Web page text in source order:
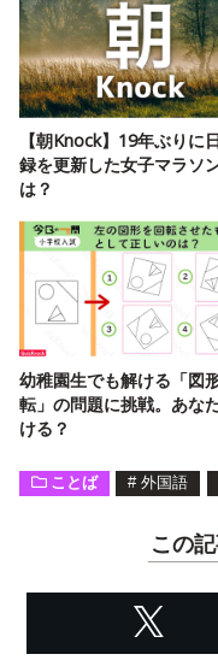
【朝Knock】19年ぶりに
録を更新した女子マラソ
は？
幼稚園生でも解ける「図
転」の問題に挑戦。あな
ける？
ことば # 外国語
この